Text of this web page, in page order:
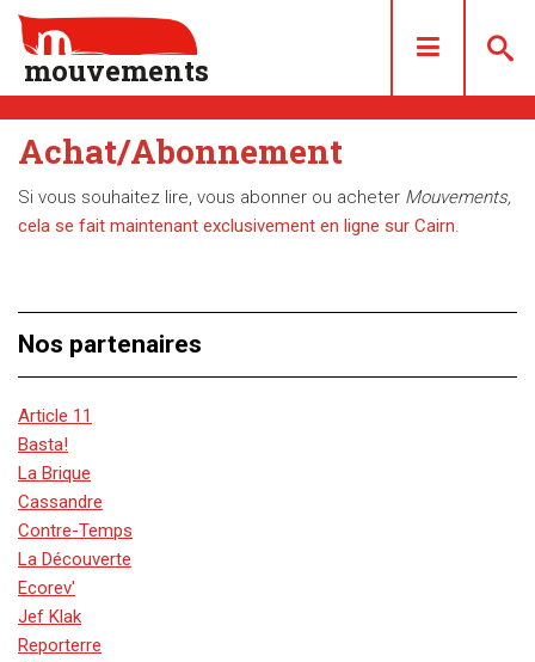
mouvements
DOSSIERS
ARTICLES
LES NUMÉROS
ACHAT/ABONNEMENT
CONTACT
Achat/Abonnement
Si vous souhaitez lire, vous abonner ou acheter Mouvements,
cela se fait maintenant exclusivement en ligne sur Cairn.
Nos partenaires
Article 11
Basta!
La Brique
Cassandre
Contre-Temps
La Découverte
Ecorev'
Jef Klak
Reporterre